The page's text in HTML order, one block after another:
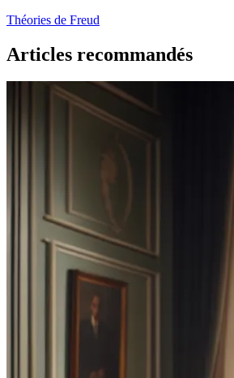
Théories de Freud
Articles recommandés